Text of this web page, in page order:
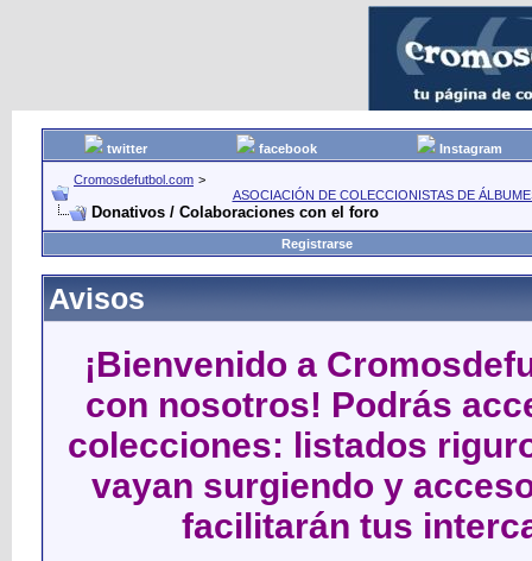
twitter facebook Instagram
Cromosdefutbol.com >
ASOCIACIÓN DE COLECCIONISTAS DE
Donativos / Colaboraciones con el foro
Registrarse
Avisos
¡Bienvenido a
con nosotros! Podrás
colecciones: listados
vayan surgiendo y
facilitarán tus